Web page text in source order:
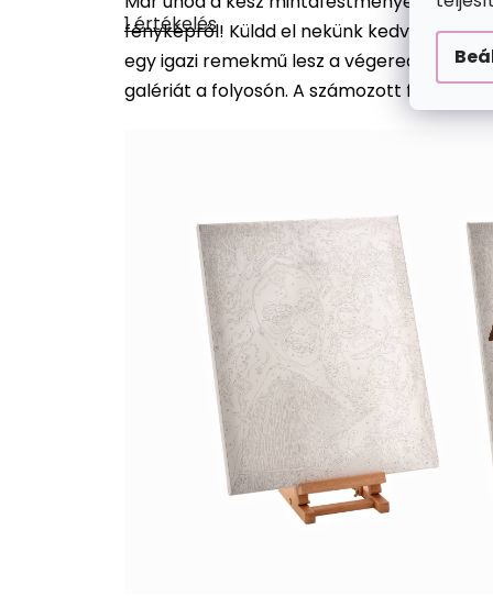
termék
átlagos
értékelése
5-
ből
5,0
1 értékelés
fényképről! Küldd el nekünk kedvenc
egy igazi remekmű lesz a végeredmény.
galériát a folyosón. A számozott